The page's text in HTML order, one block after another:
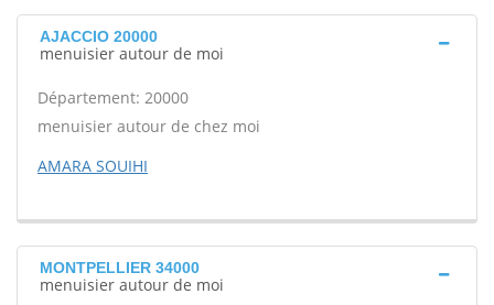
AJACCIO 20000
menuisier autour de moi
Département: 20000
menuisier autour de chez moi
AMARA SOUIHI
MONTPELLIER 34000
menuisier autour de moi